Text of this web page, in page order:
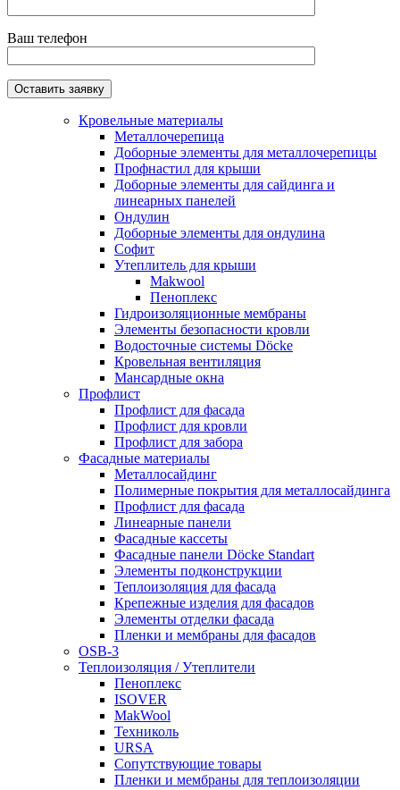
Ваш телефон
Кровельные материалы
Металлочерепица
Доборные элементы для металлочерепицы
Профнастил для крыши
Доборные элементы для сайдинга и
линеарных панелей
Ондулин
Доборные элементы для ондулина
Софит
Утеплитель для крыши
Makwool
Пеноплекс
Гидроизоляционные мембраны
Элементы безопасности кровли
Водосточные системы Döcke
Кровельная вентиляция
Мансардные окна
Профлист
Профлист для фасада
Профлист для кровли
Профлист для забора
Фасадные материалы
Металлосайдинг
Полимерные покрытия для металлосайдинга
Профлист для фасада
Линеарные панели
Фасадные кассеты
Фасадные панели Döcke Standart
Элементы подконструкции
Теплоизоляция для фасада
Крепежные изделия для фасадов
Элементы отделки фасада
Пленки и мембраны для фасадов
OSB-3
Теплоизоляция / Утеплители
Пеноплекс
ISOVER
MakWool
Техниколь
URSA
Сопутствующие товары
Пленки и мембраны для теплоизоляции